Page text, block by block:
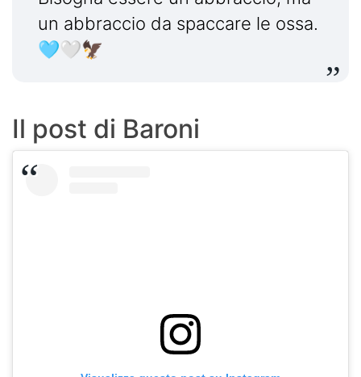
un abbraccio da spaccare le ossa.
🩵🤍🦅
Il post di Baroni